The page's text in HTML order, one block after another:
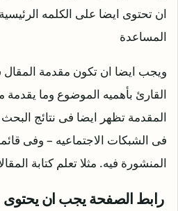
ان تحتوى ايضا على الكلمه
المساعدة
ويجب ايضا ان تكون مقدمة المقال
القارئ بأهميه الموضوع وما
المقدمة تظهر ايضا فى نتائج
فى الشبكات الاجتماعيه – وفى
المنشورة فيه. مثلا تعلم كتابة
رابط الصفحة يجب ان يحتوى